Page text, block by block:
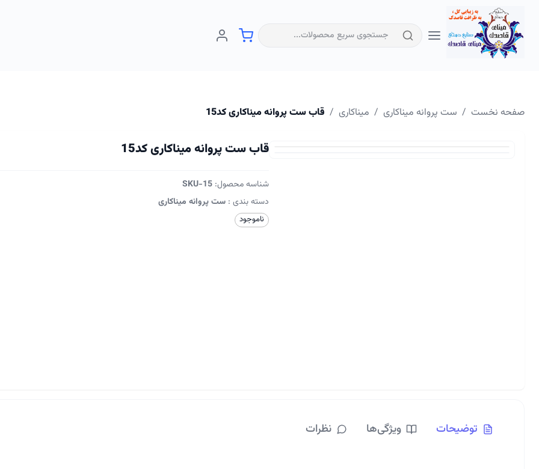
صفحه نخست / ست پروانه میناکاری / میناکاری / قاب ست پروانه میناکاری کد15
قاب ست پروانه میناکاری کد15
شناسه محصول:SKU-15
دسته بندی :ست پروانه میناکاری
ناموجود
توضیحات ویژگی‌ها نظرات